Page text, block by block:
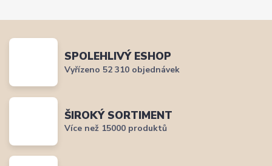
SPOLEHLIVÝ ESHOP
Vyřízeno 52 310 objednávek
ŠIROKÝ SORTIMENT
Více než 15000 produktů